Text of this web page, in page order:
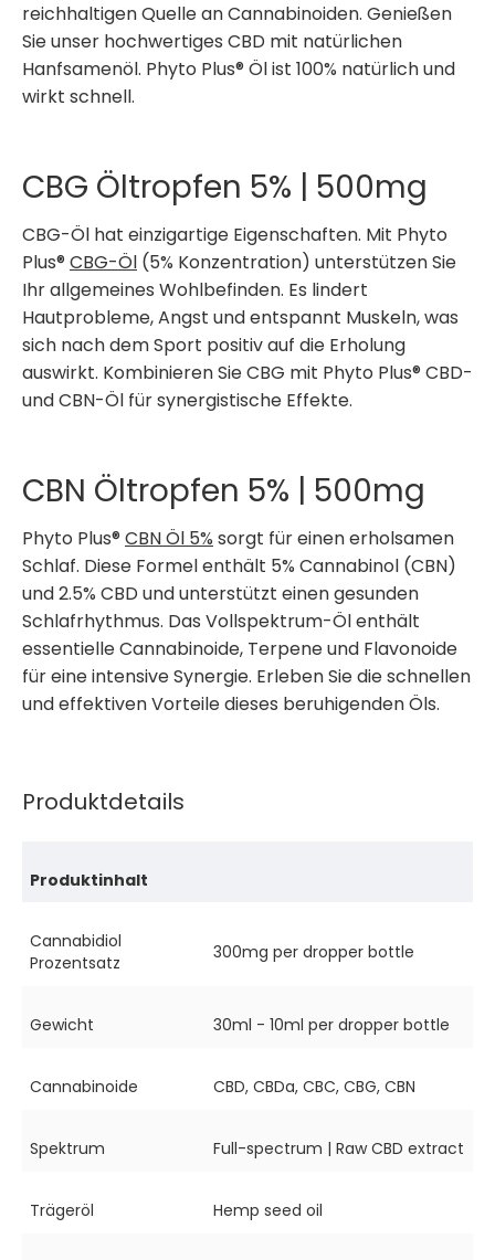
reichhaltigen Quelle an Cannabinoiden. Genießen
Sie unser hochwertiges CBD mit natürlichen
Hanfsamenöl. Phyto Plus® Öl ist 100% natürlich und
wirkt schnell.
CBG Öltropfen 5% | 500mg
CBG-Öl hat einzigartige Eigenschaften. Mit Phyto
Plus® CBG-Öl (5% Konzentration) unterstützen Sie
Ihr allgemeines Wohlbefinden. Es lindert
Hautprobleme, Angst und entspannt Muskeln, was
sich nach dem Sport positiv auf die Erholung
auswirkt. Kombinieren Sie CBG mit Phyto Plus® CBD-
und CBN-Öl für synergistische Effekte.
CBN Öltropfen 5% | 500mg
Phyto Plus® CBN Öl 5% sorgt für einen erholsamen
Schlaf. Diese Formel enthält 5% Cannabinol (CBN)
und 2.5% CBD und unterstützt einen gesunden
Schlafrhythmus. Das Vollspektrum-Öl enthält
essentielle Cannabinoide, Terpene und Flavonoide
für eine intensive Synergie. Erleben Sie die schnellen
und effektiven Vorteile dieses beruhigenden Öls.
Produktdetails
Produktinhalt
Cannabidiol
Prozentsatz
300mg per dropper bottle
Gewicht 30ml - 10ml per dropper bottle
Cannabinoide CBD, CBDa, CBC, CBG, CBN
Spektrum Full-spectrum | Raw CBD extract
Trägeröl Hemp seed oil